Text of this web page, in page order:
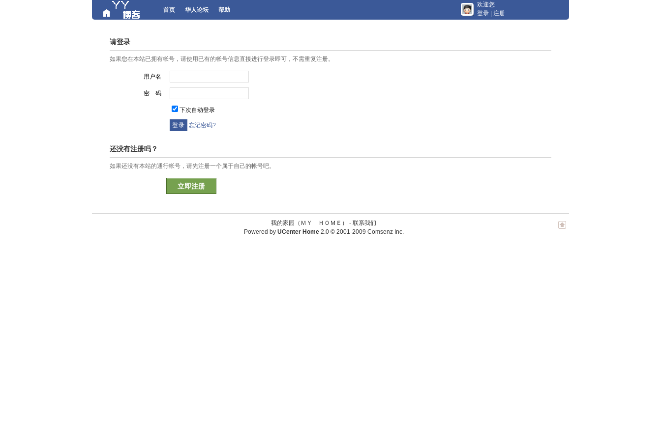
首页 华人论坛 帮助
欢迎您
登录
注册
请登录
如果您在本站已拥有帐号，请使用已有的帐号信息直接进行登录即可，不需重复注册。
用户名
密 码
下次自动登录
忘记密码?
还没有注册吗？
如果还没有本站的通行帐号，请先注册一个属于自己的帐号吧。
立即注册
我的家园（ＭＹ ＨＯＭＥ） - 联系我们
Powered by UCenter Home 2.0© 2001-2009 Comsenz Inc.